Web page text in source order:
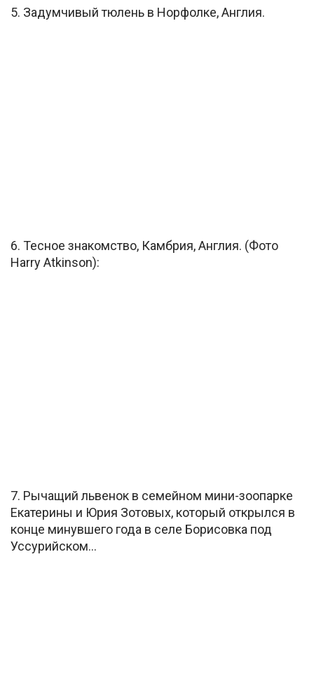
5. Задумчивый тюлень в Норфолке, Англия.
6. Тесное знакомство, Камбрия, Англия. (Фото
Harry Atkinson):
7. Рычащий львенок в семейном мини-зоопарке
Екатерины и Юрия Зотовых, который открылся в
конце минувшего года в селе Борисовка под
Уссурийском…